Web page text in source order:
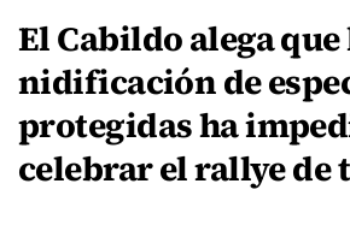
El Cabildo alega que
nidificación de
protegidas ha
celebrar el rallye de